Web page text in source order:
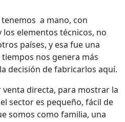
tenemos a mano, con
los elementos técnicos, no
países, y esa fue una
nos genera más
decisión de fabricarlos aquí.
directa, para mostrar la
sector es pequeño, fácil de
somos como familia, una